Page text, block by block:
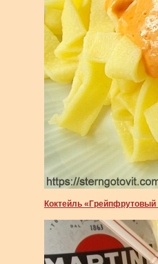
Коктейль «Грейпфрутовый